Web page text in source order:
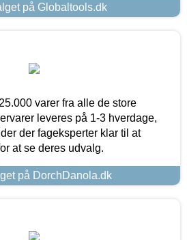
på Globaltools.dk
varer fra alle de store
leveres på 1-3 hverdage,
der fageksperter klar til at
at se deres udvalg.
på DorchDanola.dk